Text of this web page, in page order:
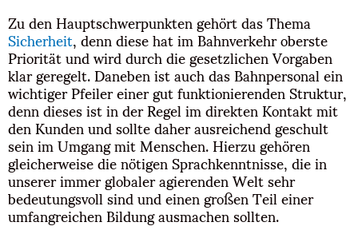
Zu den Hauptschwerpunkten gehört das Thema
Sicherheit, denn diese hat im Bahnverkehr oberste
Priorität und wird durch die gesetzlichen Vorgaben
klar geregelt. Daneben ist auch das Bahnpersonal ein
wichtiger Pfeiler einer gut funktionierenden Struktur,
denn dieses ist in der Regel im direkten Kontakt mit
den Kunden und sollte daher ausreichend geschult
sein im Umgang mit Menschen. Hierzu gehören
gleicherweise die nötigen Sprachkenntnisse, die in
unserer immer globaler agierenden Welt sehr
bedeutungsvoll sind und einen großen Teil einer
umfangreichen Bildung ausmachen sollten.